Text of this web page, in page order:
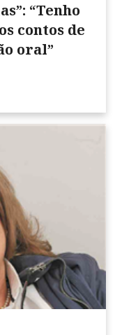
“Tenho
contos de
oral”